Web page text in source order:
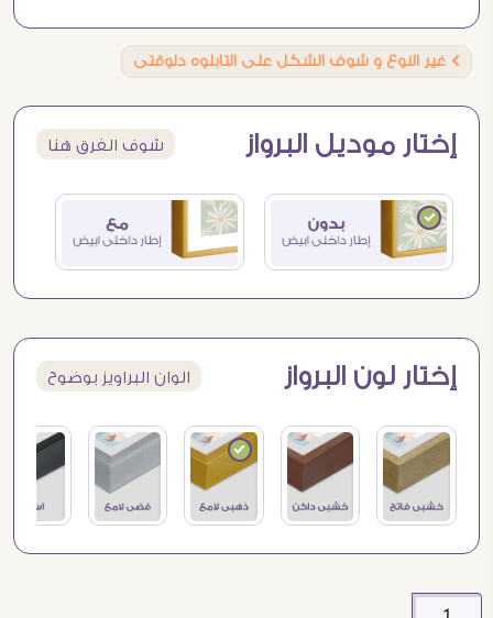
Ö غير النوع و شوف الشكل على التابلوه دلوقتى
إختار موديل البرواز شوف الفرق هنا
إختار لون البرواز الوان البراويز بوضوح